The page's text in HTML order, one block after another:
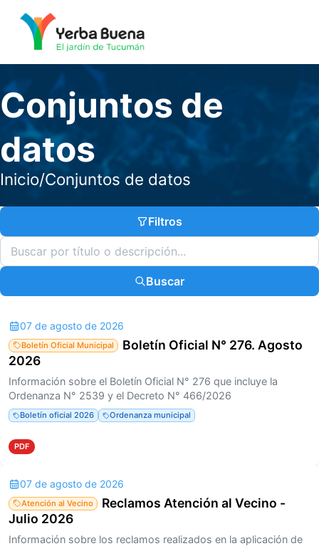
Conjuntos de
datos
Inicio/Conjuntos de datos
Filtros
Buscar
07 de agosto de 2026
Boletín Oficial Municipal
Boletín Oficial N° 276. Agosto
2026
Información sobre el Boletín Oficial N° 276 que incluye la
Ordenanza N° 2539 y el Decreto N° 466/2026
Boletín oficial 2026 Ordenanza municipal
PDF
07 de agosto de 2026
Atención al Vecino
Reclamos Atención al Vecino -
Julio 2026
Información sobre los reclamos realizados en la aplicación de